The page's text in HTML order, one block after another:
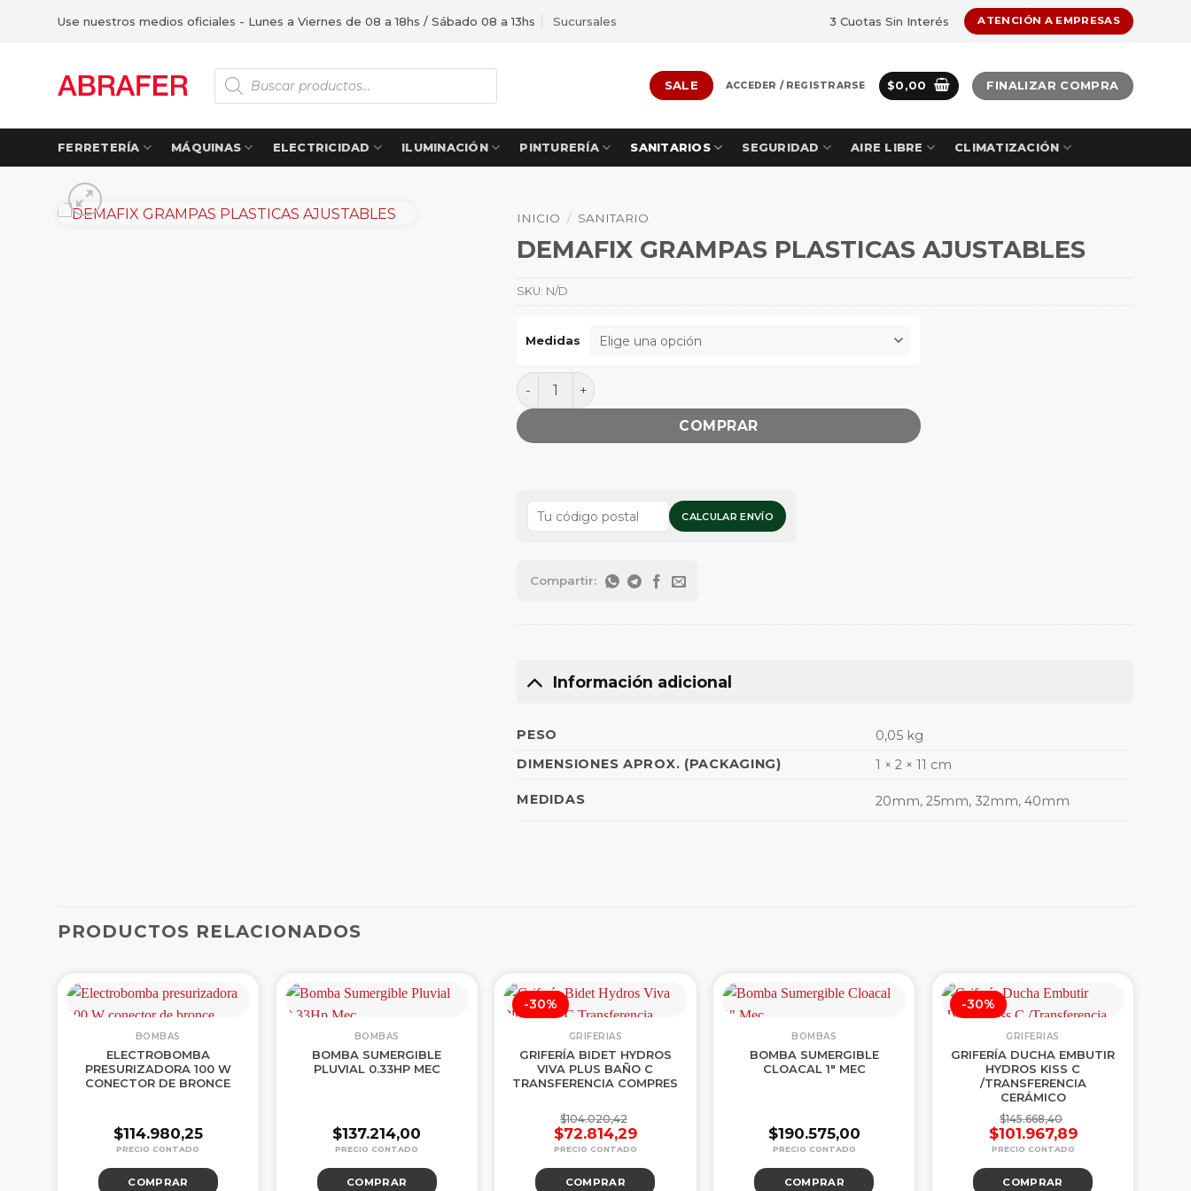
Use nuestros medios oficiales - Lunes a Viernes de 08 a 18hs / Sábado 08 a 13hs Sucursales 3 Cuotas Sin Interés ATENCIÓN A EMPRESAS
Búsqueda
de
productos
SALE ACCEDER / REGISTRARSE $0,00 FINALIZAR COMPRA
FERRETERÍA MÁQUINAS ELECTRICIDAD ILUMINACIÓN PINTURERÍA SANITARIOS SEGURIDAD AIRE LIBRE CLIMATIZACIÓN
INICIO / SANITARIO
DEMAFIX GRAMPAS PLASTICAS AJUSTABLES
Medidas
DEMAFIX GRAMPAS PLASTICAS AJUSTABLES cantidad
COMPRAR
CALCULAR ENVÍO
SKU: N/D
Información adicional
PESO
0,05 kg
DIMENSIONES APROX. (PACKAGING)
1 × 2 × 11 cm
MEDIDAS 20mm, 25mm, 32mm, 40mm
PRODUCTOS RELACIONADOS
BOMBAS
ELECTROBOMBA
PRESURIZADORA 100 W
CONECTOR DE BRONCE
$114.980,25
COMPRAR
BOMBAS
BOMBA SUMERGIBLE
PLUVIAL 0.33HP MEC
$137.214,00
COMPRAR
-30%
GRIFERIAS
GRIFERÍA BIDET HYDROS
VIVA PLUS BAÑO C
TRANSFERENCIA COMPRES
$104.020,42
precio
$72.814,29
precio
COMPRAR
BOMBAS
BOMBA SUMERGIBLE
CLOACAL 1″ MEC
$190.575,00
COMPRAR
-30%
GRIFERIAS
GRIFERÍA DUCHA EMBUTIR
HYDROS KISS C
/TRANSFERENCIA
CERÁMICO
$145.668,40
precio
$101.967,89
precio
COMPRAR